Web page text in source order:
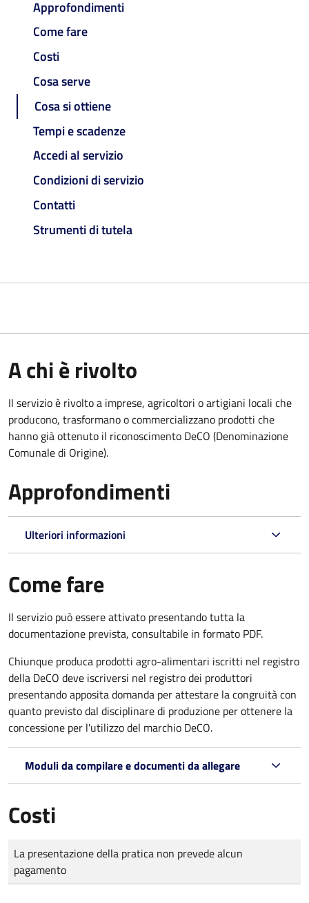
Approfondimenti
Come fare
Costi
Cosa serve
Cosa si ottiene
Tempi e scadenze
Accedi al servizio
Condizioni di servizio
Contatti
Strumenti di tutela
A chi è rivolto
Il servizio è rivolto a imprese, agricoltori o artigiani locali che
producono, trasformano o commercializzano prodotti che
hanno già ottenuto il riconoscimento DeCO (Denominazione
Comunale di Origine).
Approfondimenti
Ulteriori informazioni
Come fare
Il servizio può essere attivato presentando tutta la
documentazione prevista, consultabile in formato PDF.
Chiunque produca prodotti agro-alimentari iscritti nel registro
della DeCO deve iscriversi nel registro dei produttori
presentando apposita domanda per attestare la congruità con
quanto previsto dal disciplinare di produzione per ottenere la
concessione per l'utilizzo del marchio DeCO.
Moduli da compilare e documenti da allegare
Costi
Tipo di pagamento
Importo
La presentazione della pratica non prevede alcun
pagamento